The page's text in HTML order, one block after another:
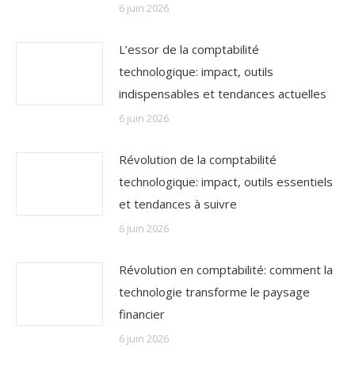
6 juin 2026
L’essor de la comptabilité
technologique: impact, outils
indispensables et tendances actuelles
6 juin 2026
Révolution de la comptabilité
technologique: impact, outils essentiels
et tendances à suivre
6 juin 2026
Révolution en comptabilité: comment la
technologie transforme le paysage
financier
6 juin 2026